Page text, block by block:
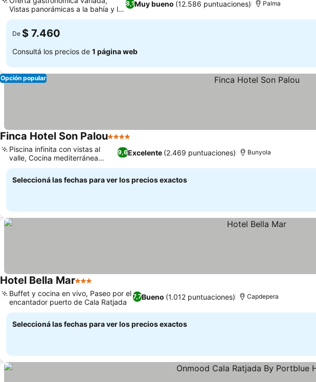
8,1Muy bueno (12.586 puntuaciones)
Vistas panorámicas a la bahía y la
catedral
Palma
De $ 7.460
Consultá los precios de 1 página web
Opción popular
Finca Hotel Son Palou4 Estrellas
9,6Excelente (2.469 puntuaciones)
Piscina infinita con vistas al
valle, Cocina mediterránea
gourmet
Bunyola
Seleccioná las fechas para ver los precios exactos
Hotel Bella Mar3 Estrellas
7,7Bueno (1.012 puntuaciones)
Buffet y cocina en vivo, Paseo por el
encantador puerto de Cala Ratjada
Capdepera
Seleccioná las fechas para ver los precios exactos